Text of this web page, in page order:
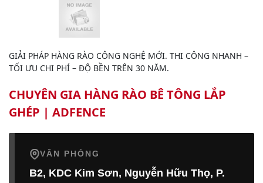
GIẢI PHÁP HÀNG RÀO CÔNG NGHỆ MỚI. THI CÔNG NHANH –
TỐI ƯU CHI PHÍ – ĐỘ BỀN TRÊN 30 NĂM.
CHUYÊN GIA HÀNG RÀO BÊ TÔNG LẮP
GHÉP | ADFENCE
VĂN PHÒNG
B2, KDC Kim Sơn, Nguyễn Hữu Thọ, P.